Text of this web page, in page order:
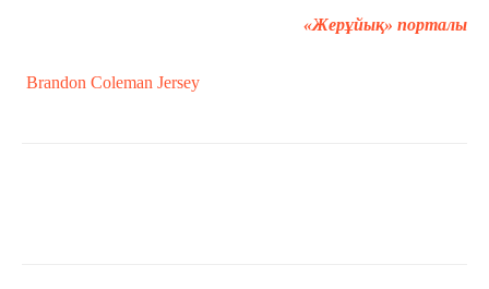
«Жерұйық» порталы
Brandon Coleman Jersey